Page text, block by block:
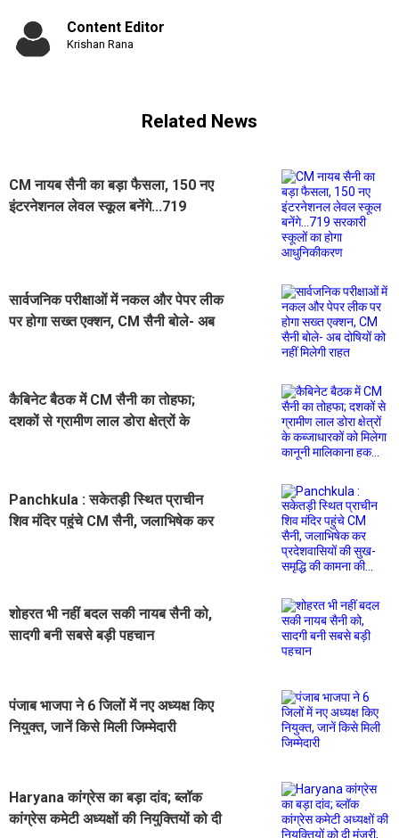
Content Editor
Krishan Rana
Related News
CM नायब सैनी का बड़ा फैसला, 150 नए
इंटरनेशनल लेवल स्कूल बनेंगे...719
सार्वजनिक परीक्षाओं में नकल और पेपर लीक
पर होगा सख्त एक्शन, CM सैनी बोले- अब
कैबिनेट बैठक में CM सैनी का तोहफा;
दशकों से ग्रामीण लाल डोरा क्षेत्रों के
Panchkula : सकेतड़ी स्थित प्राचीन
शिव मंदिर पहुंचे CM सैनी, जलाभिषेक कर
शोहरत भी नहीं बदल सकी नायब सैनी को,
सादगी बनी सबसे बड़ी पहचान
पंजाब भाजपा ने 6 जिलों में नए अध्यक्ष किए
नियुक्त, जानें किसे मिली जिम्मेदारी
Haryana कांग्रेस का बड़ा दांव; ब्लॉक
कांग्रेस कमेटी अध्यक्षों की नियुक्तियों को दी